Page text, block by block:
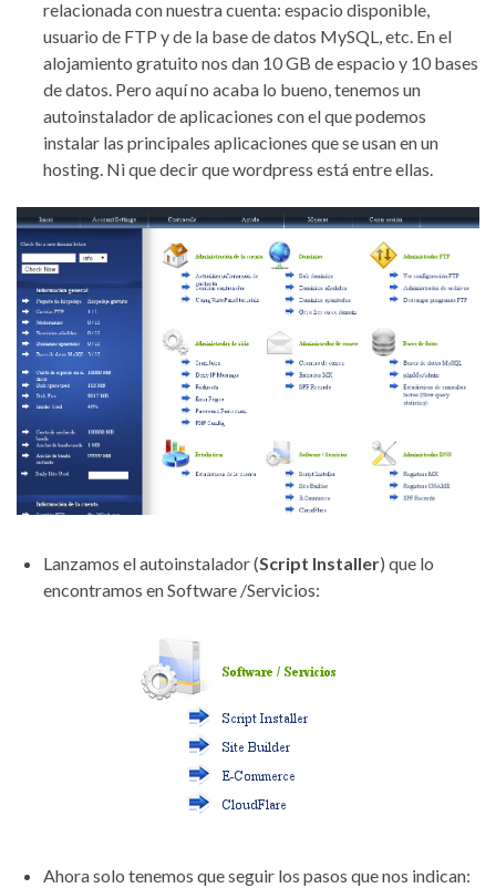
relacionada con nuestra cuenta: espacio disponible,
usuario de FTP y de la base de datos MySQL, etc. En el
alojamiento gratuito nos dan 10 GB de espacio y 10 bases
de datos. Pero aquí no acaba lo bueno, tenemos un
autoinstalador de aplicaciones con el que podemos
instalar las principales aplicaciones que se usan en un
hosting. Ni que decir que wordpress está entre ellas.
Lanzamos el autoinstalador (Script Installer) que lo
encontramos en Software /Servicios:
Ahora solo tenemos que seguir los pasos que nos indican: